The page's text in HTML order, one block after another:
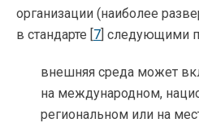
организации (наиболее
в стандарте [7] следующими
внешняя среда может
на международном,
региональном или на